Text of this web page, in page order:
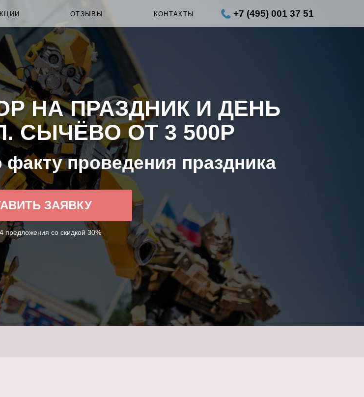
ОТЗЫВЫ КОНТАКТЫ +7 (495) 001 37 51
НА ПРАЗДНИК И ДЕНЬ
СЫЧЁВО ОТ 3 500Р
проведения праздника
ЗАЯВКУ
предложения со скидкой 30%